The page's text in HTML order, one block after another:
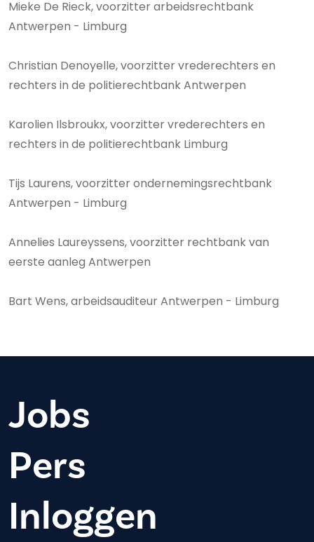
Mieke De Rieck, voorzitter arbeidsrechtbank
Antwerpen - Limburg
Christian Denoyelle, voorzitter vrederechters en
rechters in de politierechtbank Antwerpen
Karolien Ilsbroukx, voorzitter vrederechters en
rechters in de politierechtbank Limburg
Tijs Laurens, voorzitter ondernemingsrechtbank
Antwerpen - Limburg
Annelies Laureyssens, voorzitter rechtbank van
eerste aanleg Antwerpen
Bart Wens, arbeidsauditeur Antwerpen - Limburg
Jobs
Pers
Inloggen